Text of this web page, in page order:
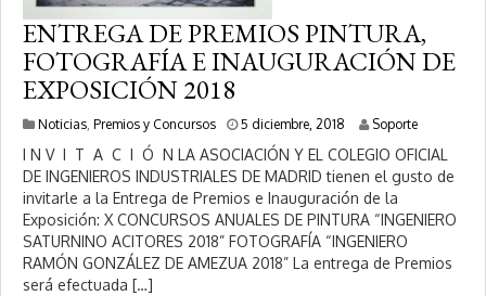
ENTREGA DE PREMIOS PINTURA,
FOTOGRAFÍA E INAUGURACIÓN DE
EXPOSICIÓN 2018
Noticias, Premios y Concursos 5 diciembre, 2018
n
e
r
o
,
2
0
Soporte
I N V I T A C I Ó N LA ASOCIACIÓN Y EL COLEGIO OFICIAL
DE INGENIEROS INDUSTRIALES DE MADRID tienen el gusto de
invitarle a la Entrega de Premios e Inauguración de la
Exposición: X CONCURSOS ANUALES DE PINTURA “INGENIERO
SATURNINO ACITORES 2018” FOTOGRAFÍA “INGENIERO
RAMÓN GONZÁLEZ DE AMEZUA 2018” La entrega de Premios
será efectuada […]